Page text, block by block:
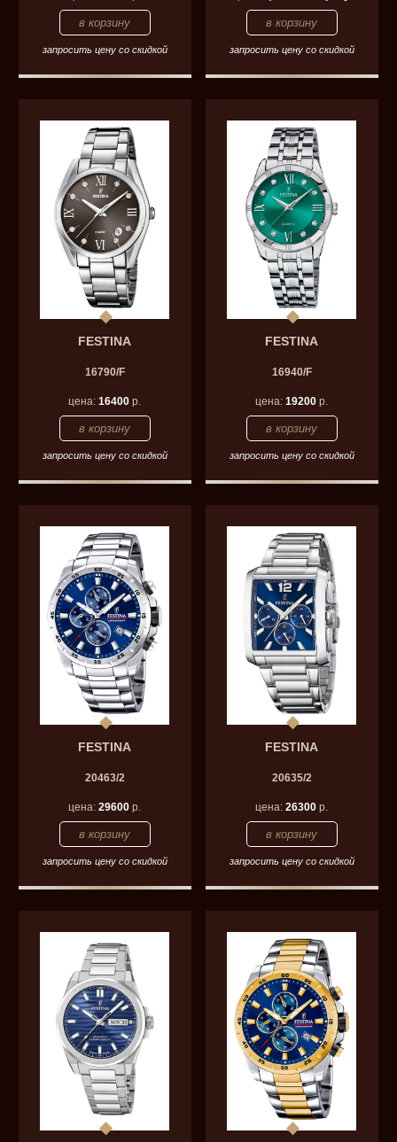
запросить цену со скидкой запросить цену со скидкой
FESTINA
16790/F
цена:16400 р.
запросить цену со скидкой
FESTINA
16940/F
цена:19200 р.
запросить цену со скидкой
FESTINA
20463/2
цена:29600 р.
запросить цену со скидкой
FESTINA
20635/2
цена:26300 р.
запросить цену со скидкой